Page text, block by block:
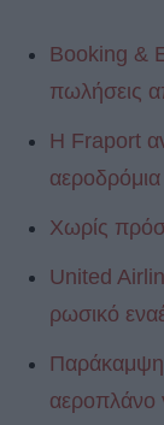
Booking &
πωλήσεις
Η Fraport
Χωρίς
United
ρωσικό
Παράκαμψη
αεροπλάνο